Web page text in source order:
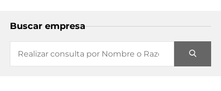
Buscar empresa